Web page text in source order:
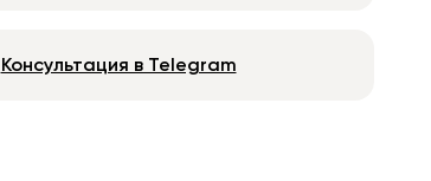
Консультация в Telegram